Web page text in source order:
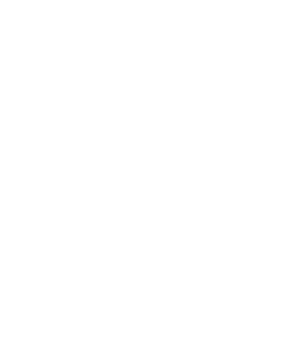
années cassette #1 »